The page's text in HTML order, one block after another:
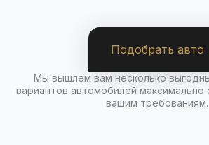
Подобрать авто
Мы вышлем вам несколько
вариантов автомобилей
вашим требованиям.